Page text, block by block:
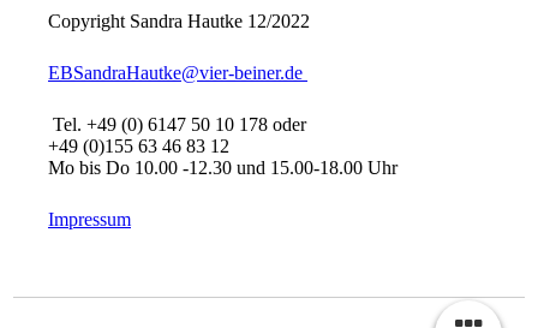
Copyright Sandra Hautke 12/2022
EBSandraHautke@vier-beiner.de
Tel. +49 (0) 6147 50 10 178 oder
+49 (0)155 63 46 83 12
Mo bis Do 10.00 -12.30 und 15.00-18.00 Uhr
Impressum